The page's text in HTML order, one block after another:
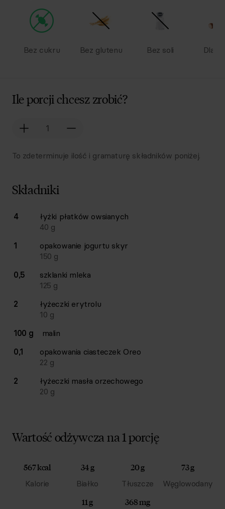
Bez cukru Bez glutenu Bez soli Dla
Ile porcji chcesz zrobić?
To zdeterminuje ilość i gramaturę składników poniżej.
Składniki
Lista składników przepisu z ilościami i wagami
Ilość Składnik
4 łyżki płatków owsianych
40 g
1
opakowanie jogurtu skyr
150 g
0,5
szklanki mleka
125 g
2
łyżeczki erytrolu
10 g
100 g
malin
0,1
opakowania ciasteczek Oreo
22 g
2
łyżeczki masła orzechowego
20 g
Wartość odżywcza na 1 porcję
567 kcal
Kalorie
34 g
Białko
20 g
Tłuszcze
73 g
Węglowodany
11 g 368 mg